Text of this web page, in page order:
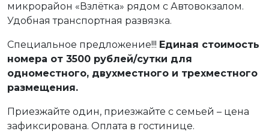
микрорайон «Взлётка» рядом с Автовокзалом.
Удобная транспортная развязка.
Специальное предложение!!! Единая стоимость
номера от 3500 рублей/сутки для
одноместного, двухместного и трехместного
размещения.
Приезжайте один, приезжайте с семьей – цена
зафиксирована. Оплата в гостинице.